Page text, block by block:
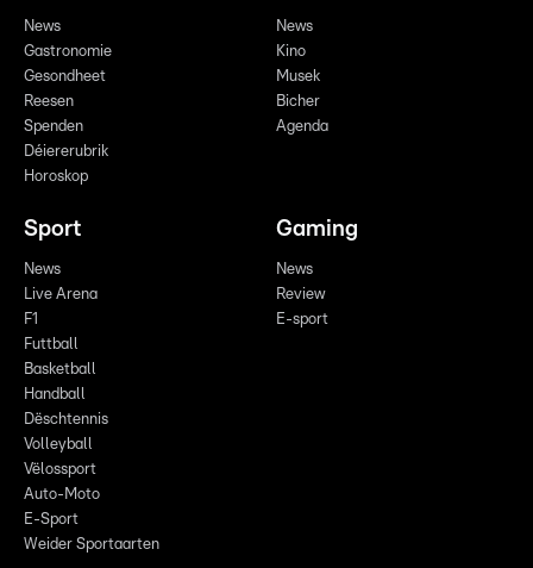
News
Gastronomie
Gesondheet
Reesen
Spenden
Déiererubrik
Horoskop
News
Kino
Musek
Bicher
Agenda
Sport
News
Live Arena
F1
Futtball
Basketball
Handball
Dëschtennis
Volleyball
Vëlossport
Auto-Moto
E-Sport
Weider Sportaarten
Gaming
News
Review
E-sport